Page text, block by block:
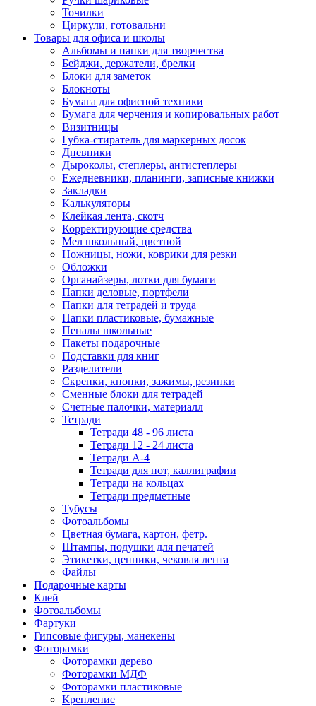
Точилки
Циркули, готовальни
Товары для офиса и школы
Альбомы и папки для творчества
Бейджи, держатели, брелки
Блоки для заметок
Блокноты
Бумага для офисной техники
Бумага для черчения и копировальных работ
Визитницы
Губка-стиратель для маркерных досок
Дневники
Дыроколы, степлеры, антистеплеры
Ежедневники, планинги, записные книжки
Закладки
Калькуляторы
Клейкая лента, скотч
Корректирующие средства
Мел школьный, цветной
Ножницы, ножи, коврики для резки
Обложки
Органайзеры, лотки для бумаги
Папки деловые, портфели
Папки для тетрадей и труда
Папки пластиковые, бумажные
Пеналы школьные
Пакеты подарочные
Подставки для книг
Разделители
Скрепки, кнопки, зажимы, резинки
Сменные блоки для тетрадей
Счетные палочки, материалл
Тетради
Тетради 48 - 96 листа
Тетради 12 - 24 листа
Тетради А-4
Тетради для нот, каллиграфии
Тетради на кольцах
Тетради предметные
Тубусы
Фотоальбомы
Цветная бумага, картон, фетр.
Штампы, подушки для печатей
Этикетки, ценники, чековая лента
Файлы
Подарочные карты
Клей
Фотоальбомы
Фартуки
Гипсовые фигуры, манекены
Фоторамки
Фоторамки дерево
Фоторамки МДФ
Фоторамки пластиковые
Крепление